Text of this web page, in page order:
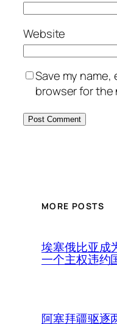
Website
Save my
browser for the
MORE POSTS
埃塞俄比亚成
一个主权违约
阿塞拜疆驱逐